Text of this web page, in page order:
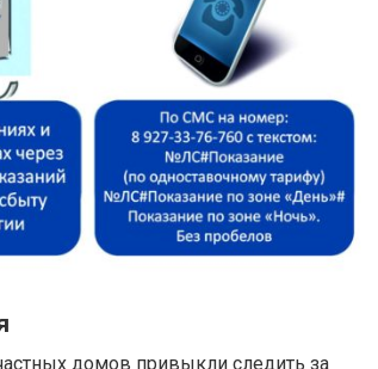
домов привыкли следить за